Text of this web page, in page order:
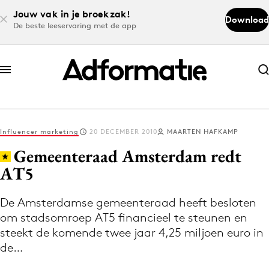
Jouw vak in je broekzak!
De beste leeservaring met de app
Download
Abonneer nu
Abonneer nu
Log in
Volg het laatste nieuws via de Adformatie
Nieuws app
Influencer marketing 20 DECEMBER 2010 MAARTEN HAFKAMP
Gemeenteraad Amsterdam redt
AT5
De Amsterdamse gemeenteraad heeft besloten
om stadsomroep AT5 financieel te steunen en
steekt de komende twee jaar 4,25 miljoen euro in
de…